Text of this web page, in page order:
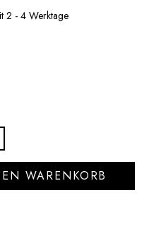
2 - 4 Werktage
gewünschten
WARENKORB